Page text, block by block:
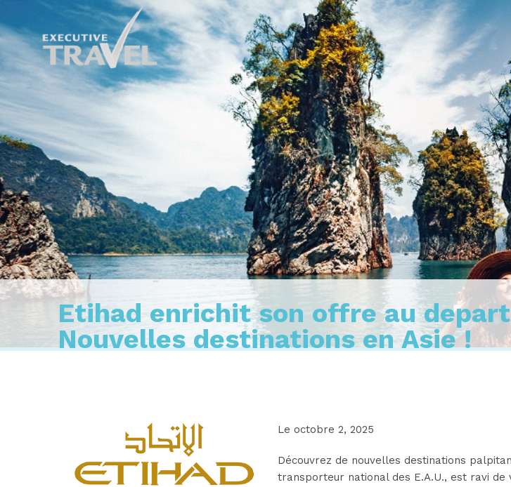
Etihad enrichit son offre au
Nouvelles destinations en Asie !
Le octobre 2, 2025
Découvrez de nouvelles destinations
transporteur national des E.A.U., est ravi de